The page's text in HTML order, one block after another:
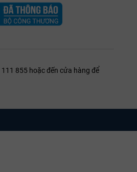
855 hoặc đến cửa hàng để